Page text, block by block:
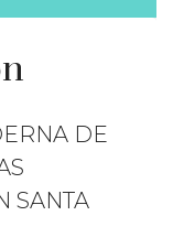
DE
SANTA